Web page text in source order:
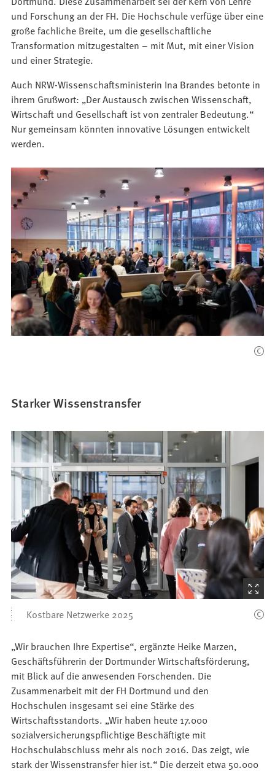
und Forschung an der FH. Die Hochschule verfüge über eine
große fachliche Breite, um die gesellschaftliche
Transformation mitzugestalten – mit Mut, mit einer Vision
und einer Strategie.
Auch NRW-Wissenschaftsministerin Ina Brandes betonte in
ihrem Grußwort: „Der Austausch zwischen Wissenschaft,
Wirtschaft und Gesellschaft ist von zentraler Bedeutung.“
Nur gemeinsam könnten innovative Lösungen entwickelt
werden.
Starker Wissenstransfer
(Startet
den
Kostbare Netzwerke 2025
„Wir brauchen Ihre Expertise“, ergänzte Heike Marzen,
Geschäftsführerin der Dortmunder Wirtschaftsförderung,
mit Blick auf die anwesenden Forschenden. Die
Zusammenarbeit mit der FH Dortmund und den
Hochschulen insgesamt sei eine Stärke des
Wirtschaftsstandorts. „Wir haben heute 17.000
sozialversicherungspflichtige Beschäftigte mit
Hochschulabschluss mehr als noch 2016. Das zeigt, wie
stark der Wissenstransfer hier ist.“ Die derzeit etwa 50.000